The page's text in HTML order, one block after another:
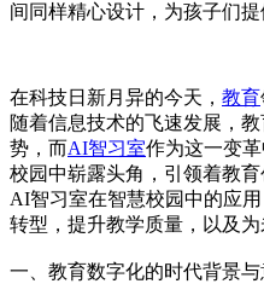
间同样精心设计，为孩子们
在科技日新月异的今天， 教育
随着信息技术的飞速发展，
势，而AI智习室作为这一变
校园中崭露头角，引领着教
AI智习室在智慧校园中的应
转型，提升教学质量，以及为
一、教育数字化的时代背景与